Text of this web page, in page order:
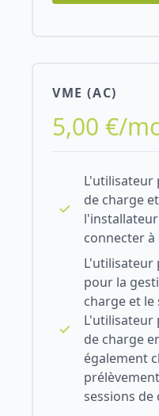
VME (AC)
5,00 €/
L'utilisateur
de charge
connecter
L'utilisateur
pour la
charge et le
L'utilisateur
de charge
également
sessions de